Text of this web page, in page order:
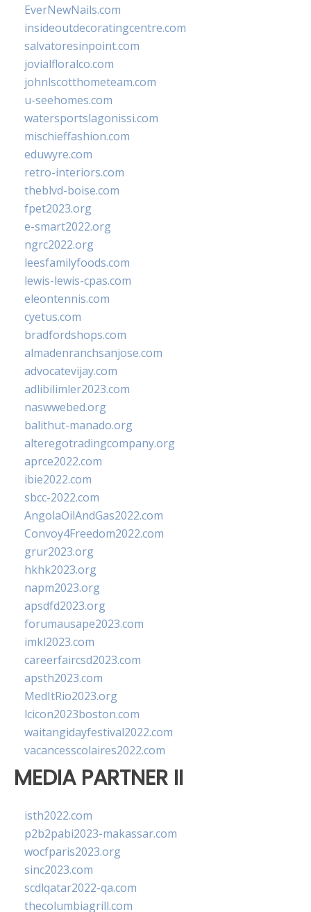
EverNewNails.com
insideoutdecoratingcentre.com
salvatoresinpoint.com
jovialfloralco.com
johnlscotthometeam.com
u-seehomes.com
watersportslagonissi.com
mischieffashion.com
eduwyre.com
retro-interiors.com
theblvd-boise.com
fpet2023.org
e-smart2022.org
ngrc2022.org
leesfamilyfoods.com
lewis-lewis-cpas.com
eleontennis.com
cyetus.com
bradfordshops.com
almadenranchsanjose.com
advocatevijay.com
adlibilimler2023.com
naswwebed.org
balithut-manado.org
alteregotradingcompany.org
aprce2022.com
ibie2022.com
sbcc-2022.com
AngolaOilAndGas2022.com
Convoy4Freedom2022.com
grur2023.org
hkhk2023.org
napm2023.org
apsdfd2023.org
forumausape2023.com
imkl2023.com
careerfaircsd2023.com
apsth2023.com
MedItRio2023.org
lcicon2023boston.com
waitangidayfestival2022.com
vacancesscolaires2022.com
MEDIA PARTNER II
isth2022.com
p2b2pabi2023-makassar.com
wocfparis2023.org
sinc2023.com
scdlqatar2022-qa.com
thecolumbiagrill.com